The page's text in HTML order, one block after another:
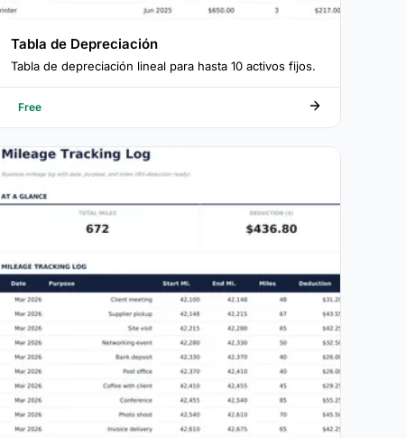
Tabla de Depreciación
Tabla de depreciación lineal para hasta 10 activos fijos.
Free